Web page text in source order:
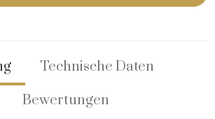
Technische Daten
Bewertungen